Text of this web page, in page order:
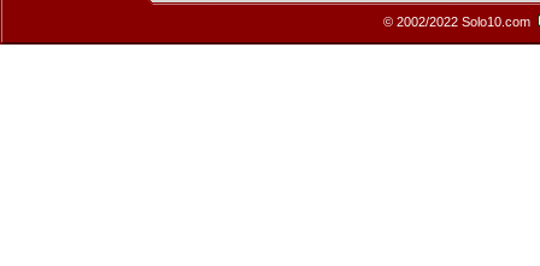
© 2002/2022 Solo10.com